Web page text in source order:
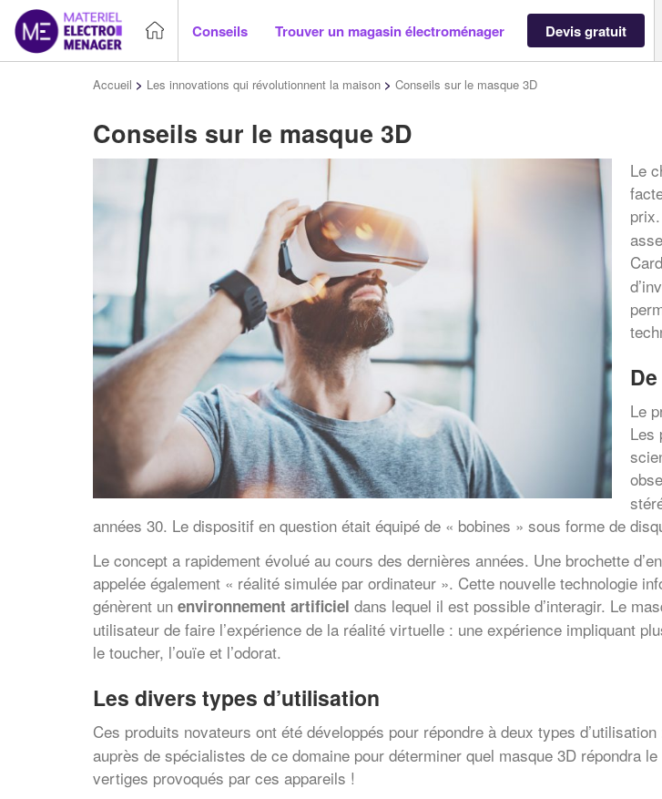
Conseils Trouver un magasin électroménager Devis gratuit
Accueil > Les innovations qui révolutionnent la maison > Conseils sur le masque 3D
Conseils sur le masque 3D
Le
Le
Les
années 30. Le dispositif en question était équipé de « bobines » sous forme de
Le concept a rapidement évolué au cours des dernières années. Une brochette
appelée également « réalité simulée par ordinateur ». Cette nouvelle technologie
génèrent un environnement artificiel dans lequel il est possible d’interagir. Le
utilisateur de faire l’expérience de la réalité virtuelle : une expérience impliquant
le toucher, l’ouïe et l’odorat.
Les divers types d’utilisation
Ces produits novateurs ont été développés pour répondre à deux types d’utilisation
auprès de spécialistes de ce domaine pour déterminer quel masque 3D répondra
vertiges provoqués par ces appareils !